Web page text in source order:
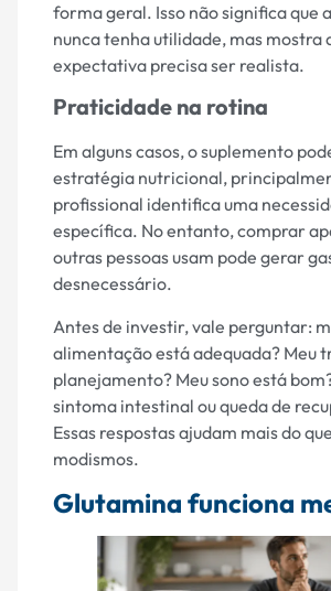
forma geral. Isso não significa que
nunca tenha utilidade, mas mostra
expectativa precisa ser realista.
Praticidade na rotina
Em alguns casos, o suplemento
estratégia nutricional,
profissional identifica uma
específica. No entanto, comprar
outras pessoas usam pode gerar
desnecessário.
Antes de investir, vale perguntar:
alimentação está adequada? Meu
planejamento? Meu sono está
sintoma intestinal ou queda de
Essas respostas ajudam mais do
modismos.
Glutamina funciona